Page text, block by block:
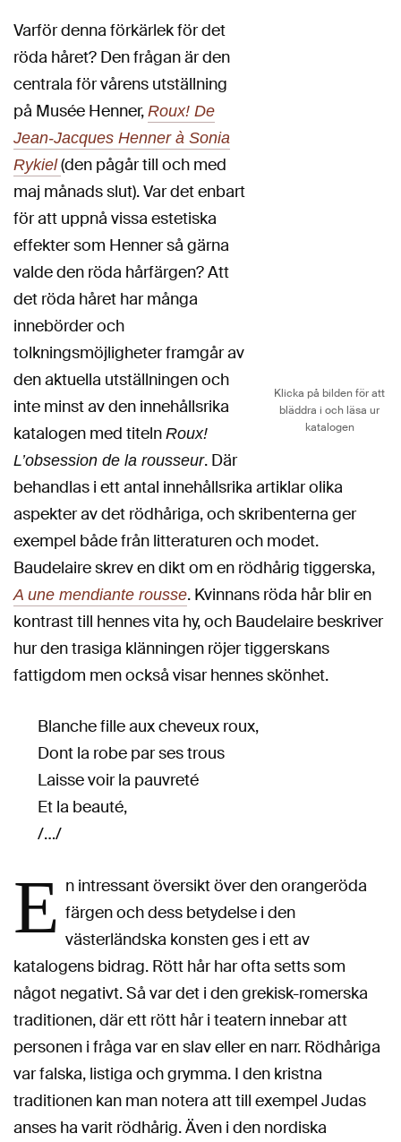
Klicka på bilden för att
bläddra i och läsa ur
katalogen
Varför denna förkärlek för det
röda håret? Den frågan är den
centrala för vårens utställning
på Musée Henner, Roux! De
Jean-Jacques Henner à Sonia
Rykiel (den pågår till och med
maj månads slut). Var det enbart
för att uppnå vissa estetiska
effekter som Henner så gärna
valde den röda hårfärgen? Att
det röda håret har många
innebörder och
tolkningsmöjligheter framgår av
den aktuella utställningen och
inte minst av den innehållsrika
katalogen med titeln Roux!
L’obsession de la rousseur. Där
behandlas i ett antal innehållsrika artiklar olika
aspekter av det rödhåriga, och skribenterna ger
exempel både från litteraturen och modet.
Baudelaire skrev en dikt om en rödhårig tiggerska,
A une mendiante rousse. Kvinnans röda hår blir en
kontrast till hennes vita hy, och Baudelaire beskriver
hur den trasiga klänningen röjer tiggerskans
fattigdom men också visar hennes skönhet.
Blanche fille aux cheveux roux,
Dont la robe par ses trous
Laisse voir la pauvreté
Et la beauté,
/…/
E n intressant översikt över den orangeröda
färgen och dess betydelse i den
västerländska konsten ges i ett av
katalogens bidrag. Rött hår har ofta setts som
något negativt. Så var det i den grekisk-romerska
traditionen, där ett rött hår i teatern innebar att
personen i fråga var en slav eller en narr. Rödhåriga
var falska, listiga och grymma. I den kristna
traditionen kan man notera att till exempel Judas
anses ha varit rödhårig. Även i den nordiska